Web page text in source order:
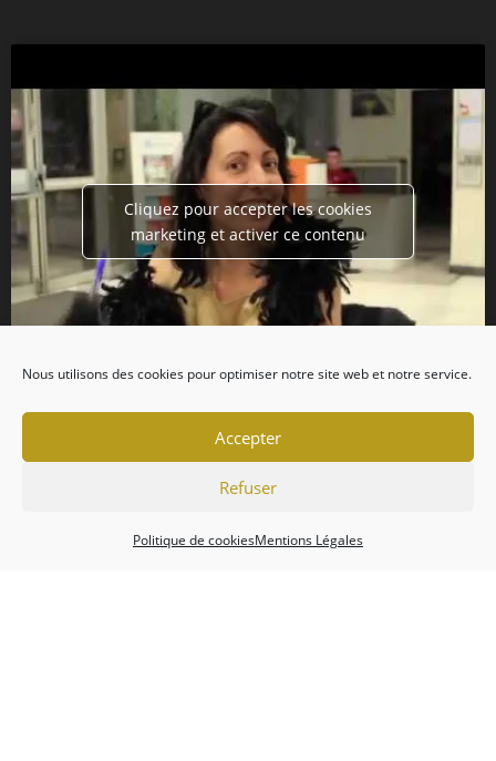
Nous utilisons des cookies pour optimiser notre site web et notre service.
Accepter
Refuser
Politique de cookiesMentions Légales
Cliquez pour accepter les cookies
marketing et activer ce contenu